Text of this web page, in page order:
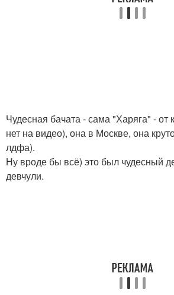
Чудесная бачата - сама "Харяга" - от
нет на видео), она в Москве, она
лдфа).
Ну вроде бы всё) это был чудесный
девчули.